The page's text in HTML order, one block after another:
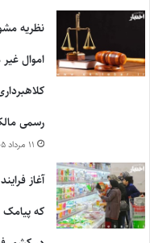
نظریه
اموال
رسمی
۱۱ مرداد ۱۴۰۵
آغاز
که پیامک